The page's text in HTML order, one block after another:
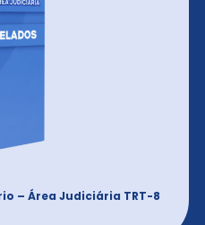
– Área Judiciária TRT-8